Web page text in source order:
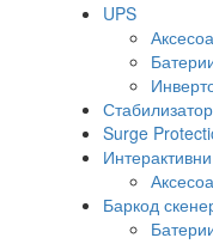
UPS
Surge
Баркод